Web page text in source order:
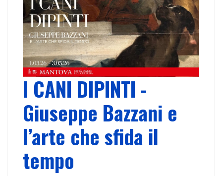
I CANI DIPINTI -
Giuseppe Bazzani e
l’arte che sfida il
tempo